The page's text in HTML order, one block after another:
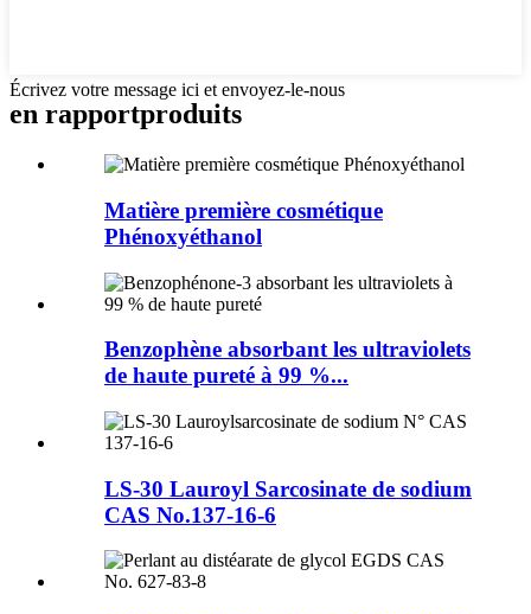
Écrivez votre message ici et envoyez-le-nous
en rapportproduits
Matière première cosmétique
Phénoxyéthanol
Benzophène absorbant les ultraviolets
de haute pureté à 99 %...
LS-30 Lauroyl Sarcosinate de sodium
CAS No.137-16-6